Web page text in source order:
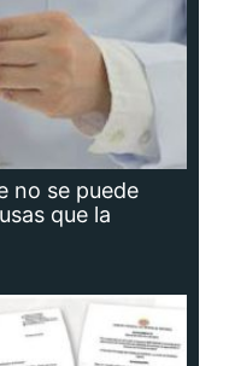
no se puede
que la